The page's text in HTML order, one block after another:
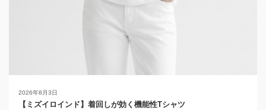
2026年8月3日
【ミズイロインド】着回しが効く機能性Tシャツ